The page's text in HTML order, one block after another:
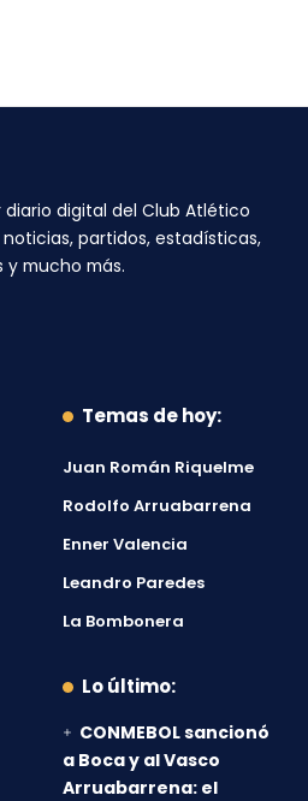
diario digital del Club Atlético
noticias, partidos, estadísticas,
mucho más.
Temas de hoy:
Juan Román Riquelme
Rodolfo Arruabarrena
Enner Valencia
Leandro Paredes
La Bombonera
Lo último:
CONMEBOL sancionó
a Boca y al Vasco
Arruabarrena: el